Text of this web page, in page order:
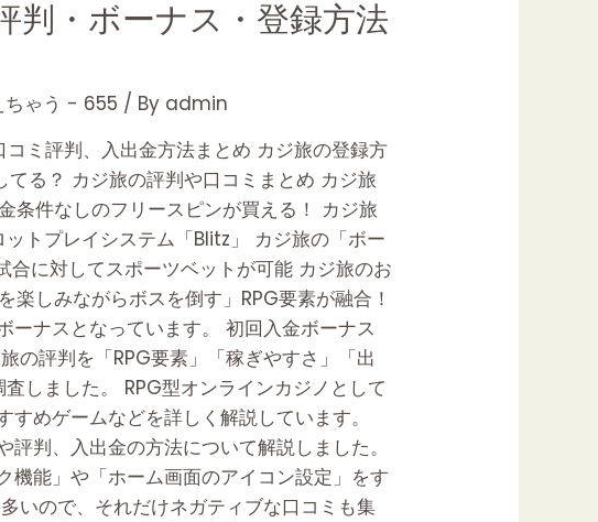
判・ボーナス・登録方法
ちゃう - 655 / By admin
ミ評判、入出金方法まとめ カジ旅の登録方
る？ カジ旅の評判や口コミまとめ カジ旅
条件なしのフリースピンが買える！ カジ旅
トプレイシステム「Blitz」 カジ旅の「ボー
に対してスポーツベットが可能 カジ旅のお
しみながらボスを倒す」RPG要素が融合！
ーナスとなっています。 初回入金ボーナス
の評判を「RPG要素」「稼ぎやすさ」「出
しました。 RPG型オンラインカジノとして
めゲームなどを詳しく解説しています。
判、入出金の方法について解説しました。
機能」や「ホーム画面のアイコン設定」をす
いので、それだけネガティブな口コミも集